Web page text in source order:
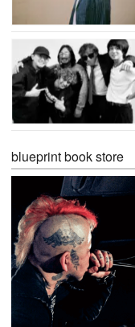
blueprint book store